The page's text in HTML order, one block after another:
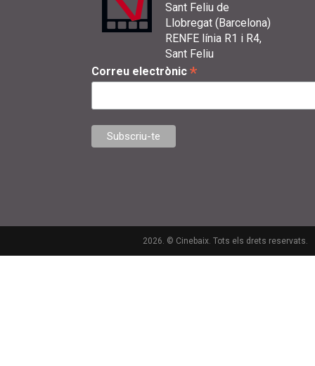
Sant Feliu de
Llobregat (Barcelona)
RENFE línia R1 i R4,
Sant Feliu
Correu electrònic *
2026. © Cinebaix. Tots els drets reservats.